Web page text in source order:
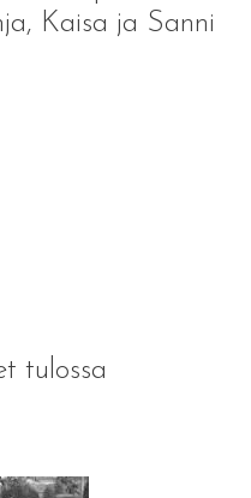
Kaisa ja Sanni
tulossa